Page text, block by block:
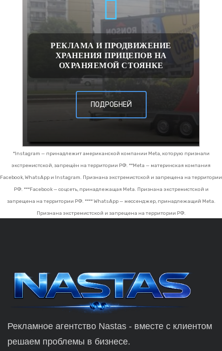
РЕКЛАМА И ПРОДВИЖЕНИЕ
ХРАНЕНИЯ ПРИЦЕПОВ НА
ОХРАНЯЕМОЙ СТОЯНКЕ
ПОДРОБНЕЙ
*Instagram — принадлежит американской компании Meta, которую признали
экстремистской, запрещён на территории РФ. **Meta — материнская компания
Facebook, WhatsApp и Instagram. Признана экстремистской и запрещена на территории
РФ. ***Facebook — соцсеть, принадлежащая Meta. Признана экстремистской и
запрещена на территории РФ. **** WhatsApp — мессенджер, принадлежащий Meta.
Признана экстремистской и запрещена на территории РФ.
Рекламное агентство Nastas - вместе с клиентом
решаем проблемы в бизнесе.